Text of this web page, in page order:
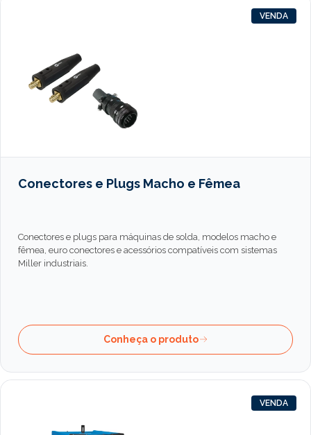
VENDA
Conectores e Plugs Macho e Fêmea
Conectores e plugs para máquinas de solda, modelos macho e
fêmea, euro conectores e acessórios compatíveis com sistemas
Miller industriais.
Conheça o produto
VENDA